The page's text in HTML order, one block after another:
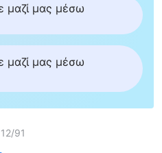
μαζί μας μέσω
μαζί μας μέσω
12/91